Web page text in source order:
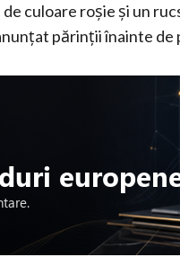
culoare roșie și un
părinții înainte de